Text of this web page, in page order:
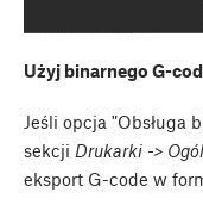
Użyj binarnego G-
Jeśli opcja "Obsługa
sekcji Drukarki ->
eksport G-code w